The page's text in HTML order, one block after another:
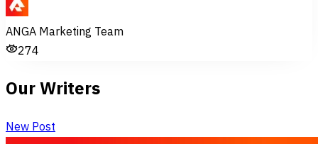
ANGA Marketing Team
274
Our Writers
New Post